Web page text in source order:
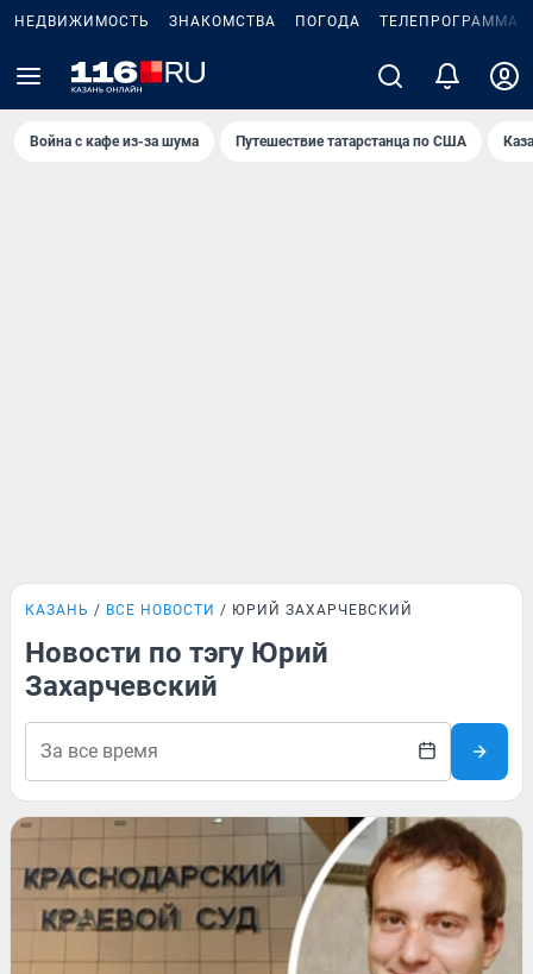
НЕДВИЖИМОСТЬ ЗНАКОМСТВА ПОГОДА ТЕЛЕПРОГРАММА
Война с кафе из-за шума Путешествие татарстанца по США
КАЗАНЬ ВСЕ НОВОСТИ ЮРИЙ ЗАХАРЧЕВСКИЙ
Новости по тэгу Юрий
Захарчевский